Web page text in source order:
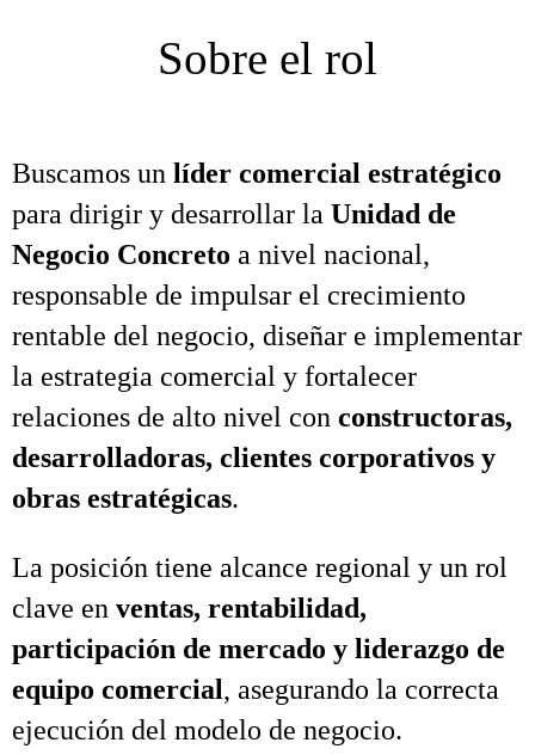
Sobre el rol
Buscamos un líder comercial estratégico
para dirigir y desarrollar la Unidad de
Negocio Concreto a nivel nacional,
responsable de impulsar el crecimiento
rentable del negocio, diseñar e implementar
la estrategia comercial y fortalecer
relaciones de alto nivel con constructoras,
desarrolladoras, clientes corporativos y
obras estratégicas.
La posición tiene alcance regional y un rol
clave en ventas, rentabilidad,
participación de mercado y liderazgo de
equipo comercial, asegurando la correcta
ejecución del modelo de negocio.